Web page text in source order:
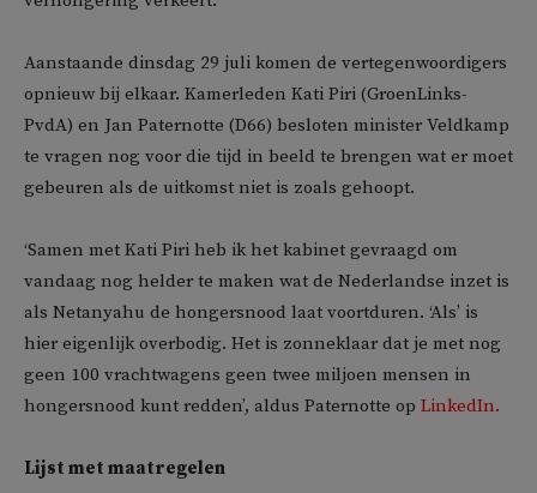
Aanstaande dinsdag 29 juli komen de vertegenwoordigers
opnieuw bij elkaar. Kamerleden Kati Piri (GroenLinks-
PvdA) en Jan Paternotte (D66) besloten minister Veldkamp
te vragen nog voor die tijd in beeld te brengen wat er moet
gebeuren als de uitkomst niet is zoals gehoopt.
‘Samen met Kati Piri heb ik het kabinet gevraagd om
vandaag nog helder te maken wat de Nederlandse inzet is
als Netanyahu de hongersnood laat voortduren. ‘Als’ is
hier eigenlijk overbodig. Het is zonneklaar dat je met nog
geen 100 vrachtwagens geen twee miljoen mensen in
hongersnood kunt redden’, aldus Paternotte op LinkedIn.
Lijst met maatregelen